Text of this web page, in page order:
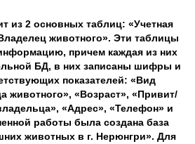
из 2 основных таблиц: «Учетная
животного». Эти таблицы
причем каждая из них
БД, в них записаны шифры и
показателей: «Вид
животного», «Возраст», «Привит/
«Адрес», «Телефон» и
работы была создана база
животных в г. Нерюнгри». Для